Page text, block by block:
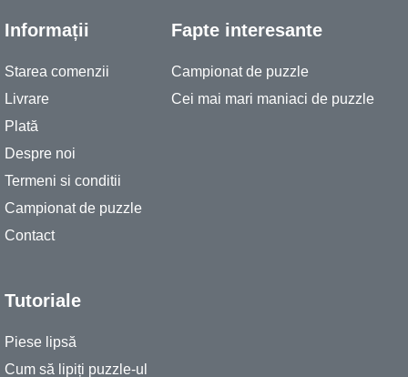
Informații
Starea comenzii
Livrare
Plată
Despre noi
Termeni si conditii
Campionat de puzzle
Contact
Fapte interesante
Campionat de puzzle
Cei mai mari maniaci de puzzle
Tutoriale
Piese lipsă
Cum să lipiți puzzle-ul